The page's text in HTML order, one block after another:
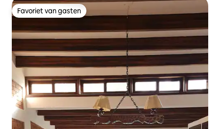
Favoriet van gasten
Favoriet van gasten